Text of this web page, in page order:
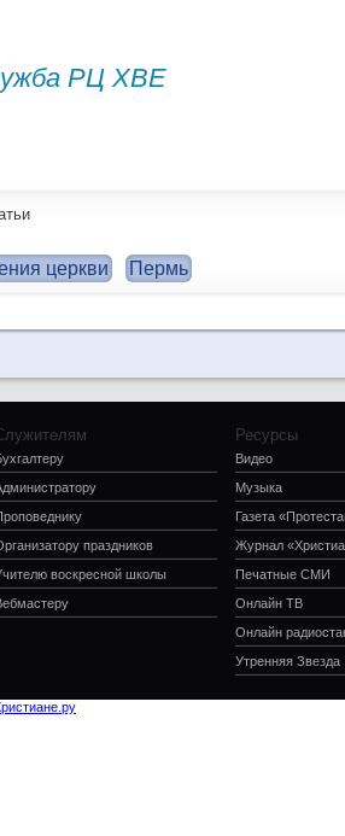
РЦ ХВЕ
церкви Пермь
праздников
воскресной школы
Ресурсы
Видео
Музыка
Газета
Журнал
Печатные СМИ
Онлайн ТВ
Онлайн
Утренняя Звезда